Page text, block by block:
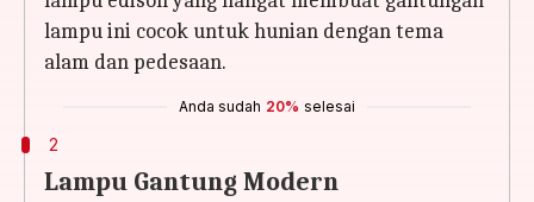
lampu ini cocok untuk hunian dengan tema
alam dan pedesaan.
Anda sudah 20% selesai
2
Lampu Gantung Modern